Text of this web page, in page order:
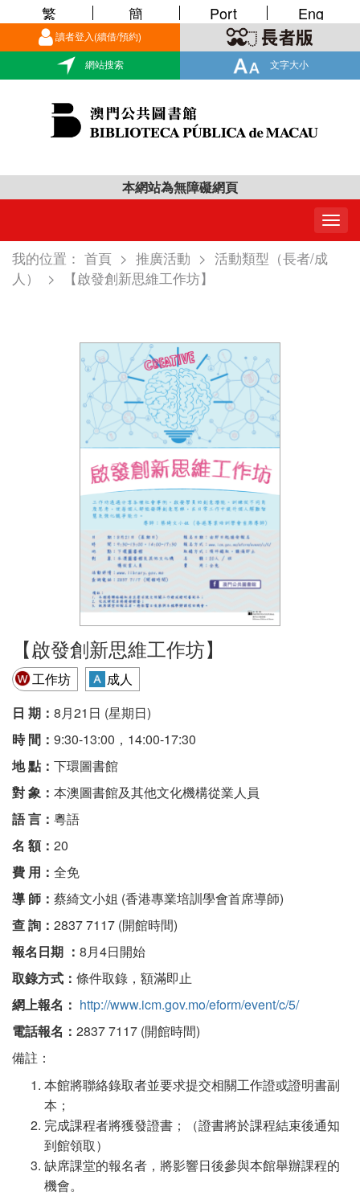
讀者登入(續借/預約)
網站搜索 文字大小
繁 簡 Port Eng
本網站為無障礙網頁
我的位置： 首頁 > 推廣活動 > 活動類型（長者/成
人）
> 【啟發創新思維工作坊】
【啟發創新思維工作坊】
工作坊
成人
日 期： 8月21日 (星期日)
時 間： 9:30-13:00，14:00-17:30
地 點： 下環圖書館
對 象： 本澳圖書館及其他文化機構從業人員
語 言： 粵語
名 額： 20
費 用： 全免
導 師： 蔡綺文小姐 (香港專業培訓學會首席導師)
查 詢： 2837 7117 (開館時間)
報名日期 ： 8月4日開始
取錄方式： 條件取錄，額滿即止
網上報名： http://www.icm.gov.mo/eform/event/c/5/
電話報名： 2837 7117 (開館時間)
備註：
本館將聯絡錄取者並要求提交相關工作證或證明書副
本；
完成課程者將獲發證書；（證書將於課程結束後通知
到館領取）
缺席課堂的報名者，將影響日後參與本館舉辦課程的
機會。